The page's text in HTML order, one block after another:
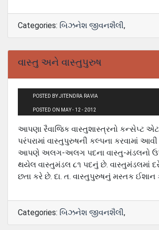
Categories: બિઝનેશ જીવનશૈલી,
વાસ્‍તુ અને વાસ્‍તુપુરુષ
POSTED BY JITENDRA RAVIA
POSTED ON MAY - 12 - 2012
આપણા રૈવાજિક વાસ્‍તુશાસ્ત્રનો કન્‍સેપ્‍ટ
પરંપરામાં વાસ્‍તુપુરુષની કલ્‍પના કરવામાં
આપણે અલગ-અલગ પદના વાસ્‍તુ-મંડલનો
થયેલ વાસ્‍તુમંડલ ૮૧ પદનું છે. વાસ્‍તુમંડલમાં
છતા કરે છે. દા. ત. વાસ્‍તુપુરુષનું મસ્‍તક
Categories: બિઝનેશ જીવનશૈલી,